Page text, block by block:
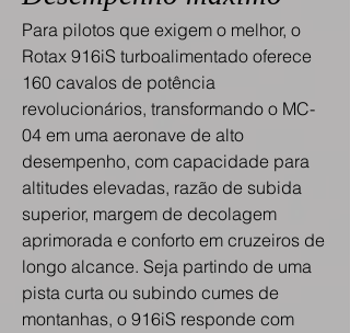
Para pilotos que exigem o melhor, o
Rotax 916iS turboalimentado oferece
160 cavalos de potência
revolucionários, transformando o MC-
04 em uma aeronave de alto
desempenho, com capacidade para
altitudes elevadas, razão de subida
superior, margem de decolagem
aprimorada e conforto em cruzeiros de
longo alcance. Seja partindo de uma
pista curta ou subindo cumes de
montanhas, o 916iS responde com